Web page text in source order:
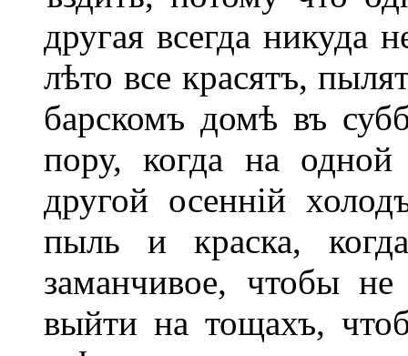
другая всегда никуда
лѣто все красятъ,
барскомъ домѣ въ
пору, когда на
другой осенній
пыль и краска,
заманчивое, чтобы
выйти на тощахъ,